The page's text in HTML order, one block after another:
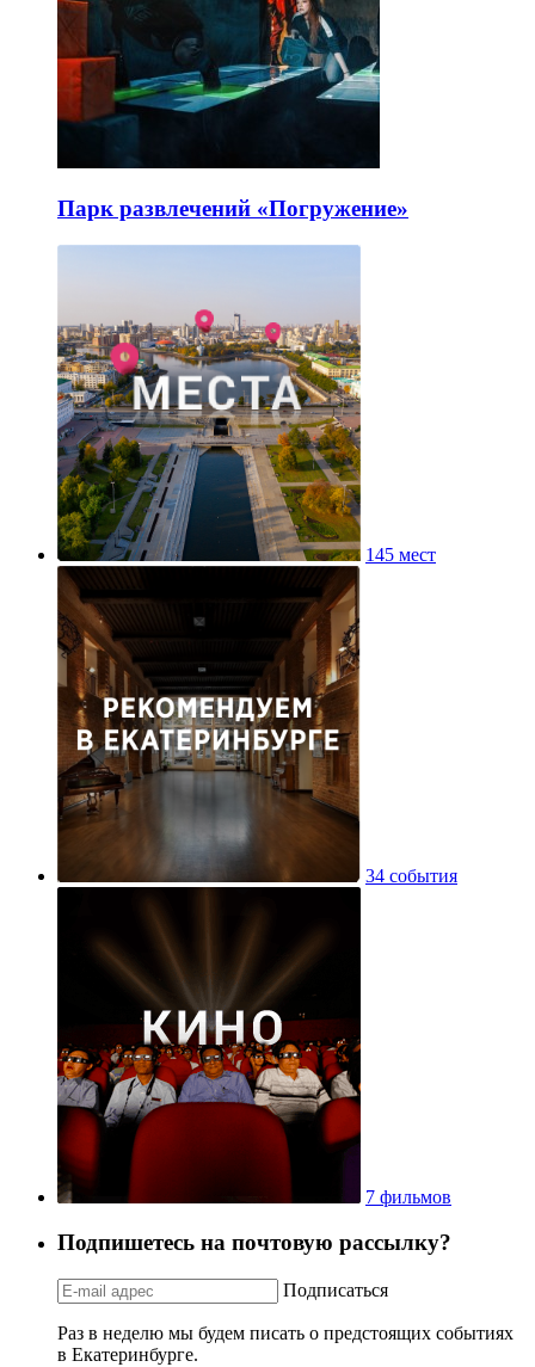
Парк развлечений «Погружение»
145 мест
34 события
7 фильмов
Подпишетесь на почтовую рассылку?
Подписаться
Раз в неделю мы будем писать о предстоящих событиях
в Екатеринбурге.